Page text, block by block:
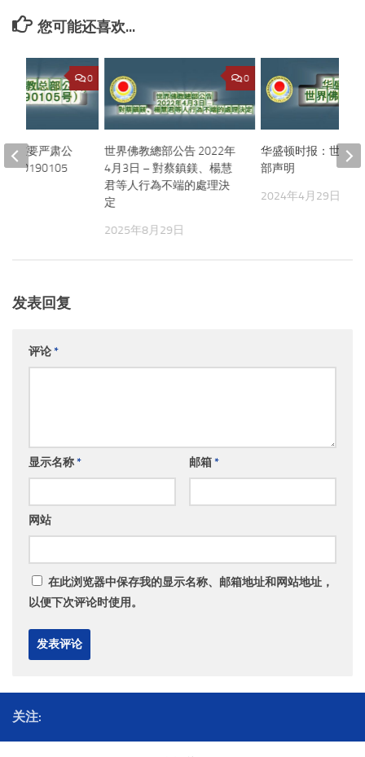
您可能还喜欢...
0
世界佛教總部公告 2022年
4月3日 – 對蔡鎮鎂、楊慧
君等人行為不端的處理決
定
2025年8月29日
华盛顿时报：世界
部声明
2024年4月29日
0
部重要严肃公
第20190105
发表回复
评论*
显示名称* 邮箱*
网站
在此浏览器中保存我的显示名称、邮箱地址和网站地址，
以便下次评论时使用。
关注: